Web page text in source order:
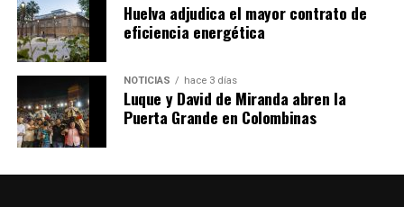
Huelva adjudica el mayor contrato de
eficiencia energética
NOTICIAS hace 3 días
Luque y David de Miranda abren la
Puerta Grande en Colombinas